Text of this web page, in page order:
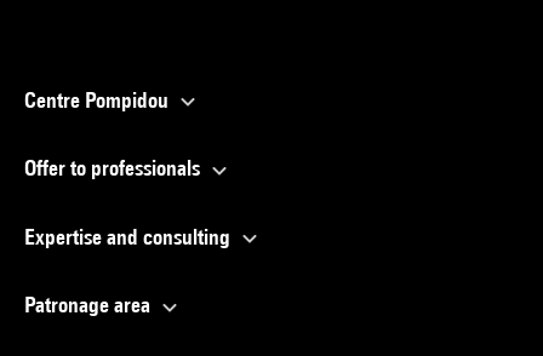
Centre Pompidou
Offer to professionals
Expertise and consulting
Patronage area